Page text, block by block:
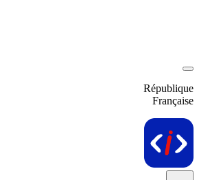
République
Française